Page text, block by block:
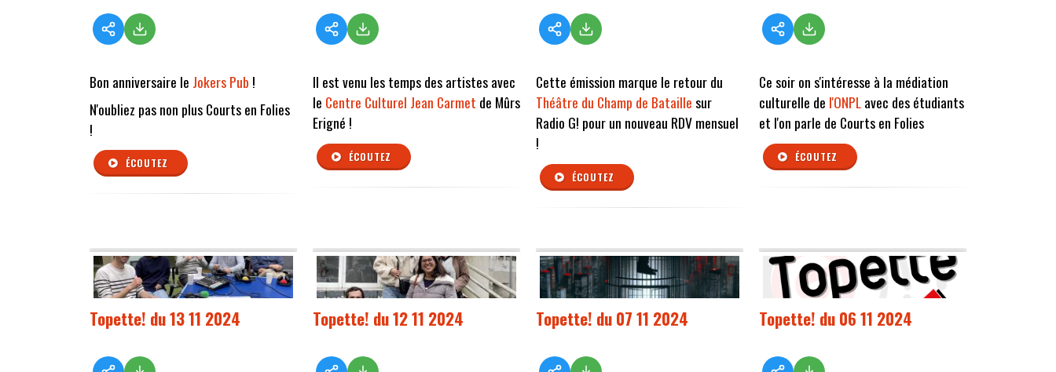
Bon anniversaire le Jokers Pub !
N'oubliez pas non plus Courts en Folies
!
ÉCOUTEZ
Il est venu les temps des artistes avec
le Centre Culturel Jean Carmet de Mûrs
Erigné !
ÉCOUTEZ
Cette émission marque le retour du
Théâtre du Champ de Bataillesur
Radio G! pour un nouveau RDV mensuel
!
ÉCOUTEZ
Ce soir on s'intéresse à la médiation
culturelle de l'ONPLavec des étudiants
et l'on parle de Courts en Folies
ÉCOUTEZ
Topette! du 13 11 2024 Topette! du 12 11 2024 Topette! du 07 11 2024 Topette! du 06 11 2024